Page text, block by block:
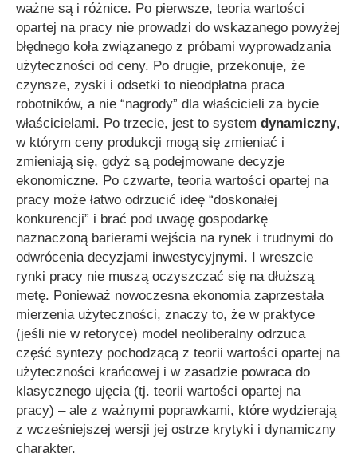
ważne są i różnice. Po pierwsze, teoria wartości
opartej na pracy nie prowadzi do wskazanego powyżej
błędnego koła związanego z próbami wyprowadzania
użyteczności od ceny. Po drugie, przekonuje, że
czynsze, zyski i odsetki to nieodpłatna praca
robotników, a nie “nagrody” dla właścicieli za bycie
właścicielami. Po trzecie, jest to system dynamiczny,
w którym ceny produkcji mogą się zmieniać i
zmieniają się, gdyż są podejmowane decyzje
ekonomiczne. Po czwarte, teoria wartości opartej na
pracy może łatwo odrzucić ideę “doskonałej
konkurencji” i brać pod uwagę gospodarkę
naznaczoną barierami wejścia na rynek i trudnymi do
odwrócenia decyzjami inwestycyjnymi. I wreszcie
rynki pracy nie muszą oczyszczać się na dłuższą
metę. Ponieważ nowoczesna ekonomia zaprzestała
mierzenia użyteczności, znaczy to, że w praktyce
(jeśli nie w retoryce) model neoliberalny odrzuca
część syntezy pochodzącą z teorii wartości opartej na
użyteczności krańcowej i w zasadzie powraca do
klasycznego ujęcia (tj. teorii wartości opartej na
pracy) – ale z ważnymi poprawkami, które wydzierają
z wcześniejszej wersji jej ostrze krytyki i dynamiczny
charakter.